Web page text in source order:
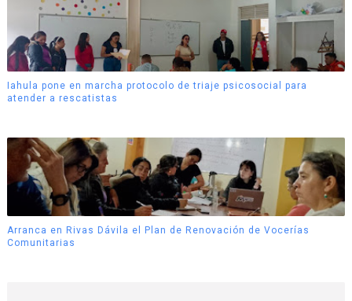
Iahula pone en marcha protocolo de triaje psicosocial para
atender a rescatistas
Arranca en Rivas Dávila el Plan de Renovación de Vocerías
Comunitarias